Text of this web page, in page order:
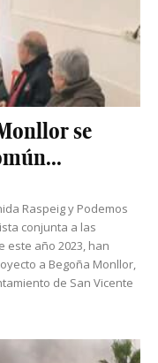
se
Raspeig y Podemos
conjunta a las
este año 2023, han
a Begoña Monllor,
de San Vicente